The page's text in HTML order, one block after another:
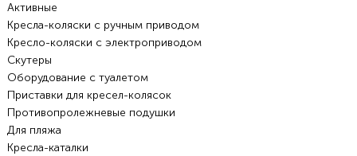
Активные
Кресла-коляски с ручным приводом
Кресло-коляски с электроприводом
Скутеры
Оборудование с туалетом
Приставки для кресел-колясок
Противопролежневые подушки
Для пляжа
Кресла-каталки